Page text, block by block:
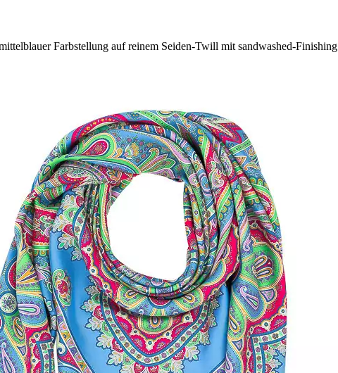
Farbstellung auf reinem Seiden-Twill mit sandwashed-Finishing